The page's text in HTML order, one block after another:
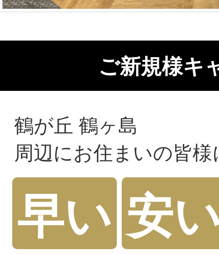
ご新規様キ
鶴が丘 鶴ヶ島
周辺にお住まいの皆様
早い 安